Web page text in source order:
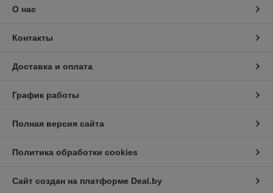
О нас
Контакты
Доставка и оплата
График работы
Полная версия сайта
Политика обработки cookies
Сайт создан на платформе Deal.by